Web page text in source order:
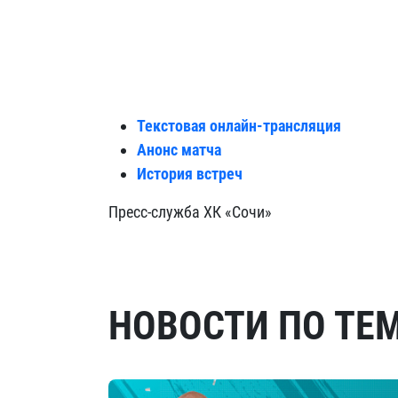
Текстовая онлайн-трансляция
Анонс матча
История встреч
Пресс-служба ХК «Сочи»
НОВОСТИ ПО